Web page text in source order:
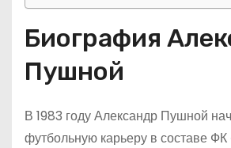
Биография
Пушной
В 1983 году Александр Пушной
футбольную карьеру в составе